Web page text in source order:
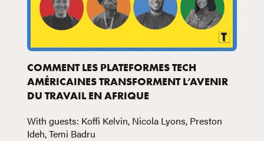
COMMENT LES PLATEFORMES TECH
AMÉRICAINES TRANSFORMENT L’AVENIR
DU TRAVAIL EN AFRIQUE
With guests: Koffi Kelvin, Nicola Lyons, Preston
Ideh, Temi Badru